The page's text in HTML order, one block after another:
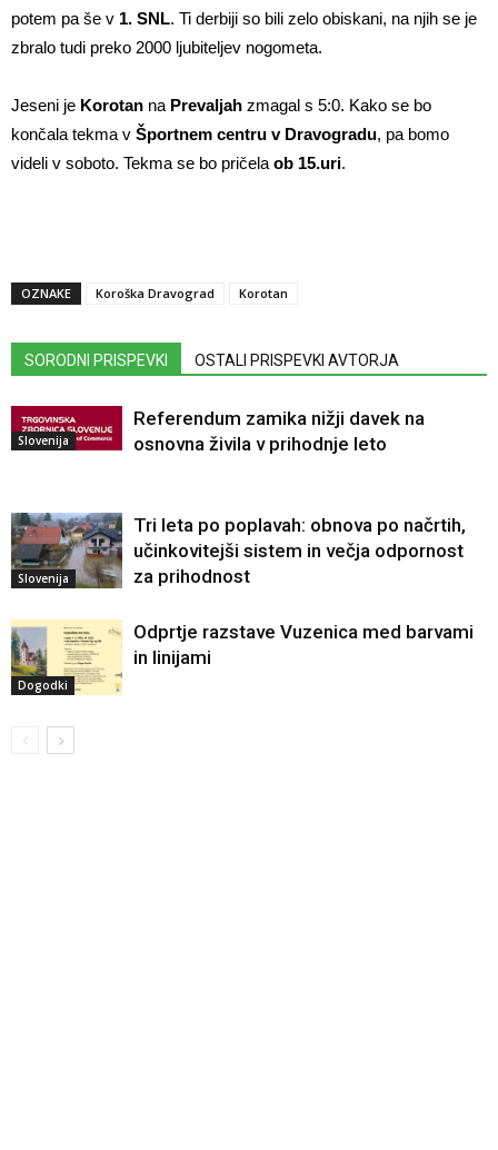
potem pa še v 1. SNL. Ti derbiji so bili zelo obiskani, na njih se je
zbralo tudi preko 2000 ljubiteljev nogometa.
Jeseni je Korotan na Prevaljah zmagal s 5:0. Kako se bo
končala tekma v Športnem centru v Dravogradu, pa bomo
videli v soboto. Tekma se bo pričela ob 15.uri.
OZNAKE Koroška Dravograd Korotan
SORODNI PRISPEVKI OSTALI PRISPEVKI AVTORJA
Slovenija
Referendum zamika nižji davek na
osnovna živila v prihodnje leto
Slovenija
Tri leta po poplavah: obnova po načrtih,
učinkovitejši sistem in večja odpornost
za prihodnost
Dogodki
Odprtje razstave Vuzenica med barvami
in linijami